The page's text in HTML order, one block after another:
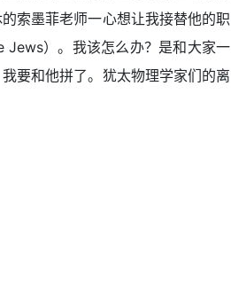
索墨菲老师一心想让我接替他的职
Jews）。我该怎么办？是和大家一
要和他拼了。犹太物理学家们的离